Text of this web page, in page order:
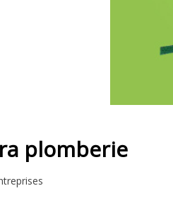
plomberie